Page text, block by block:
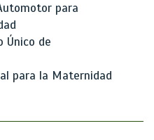
para
Único de
para la Maternidad